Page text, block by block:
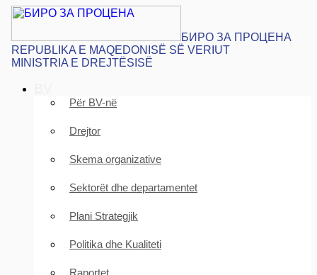
БИРО ЗА ПРОЦЕНА
REPUBLIKA E MAQEDONISË SË VERIUT
MINISTRIA E DREJTËSISË
Për BV-në
Drejtor
Skema organizative
Sektorët dhe departamentet
Plani Strategjik
Politika dhe Kualiteti
Raportet